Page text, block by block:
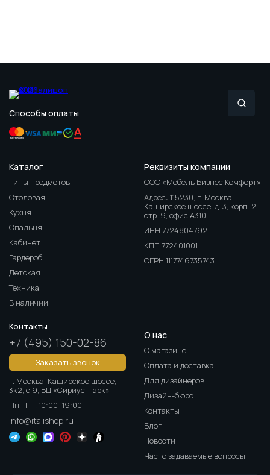
Способы оплаты
Каталог
Типы предметов
Столовая
Кухня
Спальня
Кабинет
Гардероб
Детская
Техника
В наличии
О нас
О магазине
Оплата и доставка
Для дизайнеров
Дизайн-бюро
Контакты
Блог
Новости
Часто задаваемые вопросы
Реквизиты компании
ООО «Мебель Бизнес Комфорт»
Адрес: 115230, г. Москва,
Каширское шоссе, д. 3, корп. 2,
стр. 9, офис А310
ИНН 7724804792
КПП 772401001
ОГРН 1117746735743
Контакты
+7 (495) 150-02-86
Заказать звонок
г. Москва, Каширское шоссе,
3к2, с.9, БЦ «Сириус-парк»
Пн.–Пт. 10:00–19:00
info@italishop.ru